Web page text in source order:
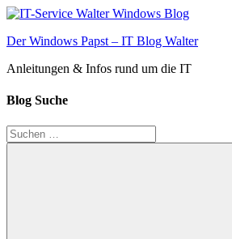
Zum
springen
Der Windows Papst – IT Blog Walter
Anleitungen & Infos rund um die IT
Blog Suche
Suchen
nach: